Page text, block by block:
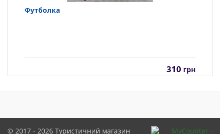
Футболка
310 грн
© 2017 - 2026 Туристичний магазин